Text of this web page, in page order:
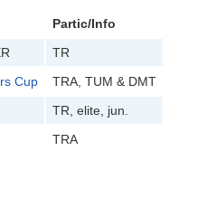
Partic/Info
TR
Cup
TRA, TUM & DMT
TR, elite, jun.
TRA